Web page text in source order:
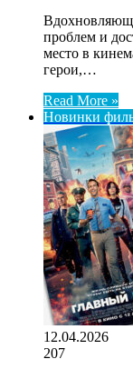
проблем и
место в
герои,…
Read More »
Новинки
12.04.2026
207